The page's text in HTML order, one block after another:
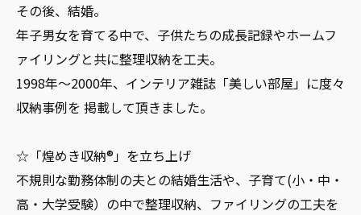
その後、結婚。
年子男女を育てる中で、子供たちの成長記録やホームフ
ァイリングと共に整理収納を工夫。
1998年～2000年、インテリア雑誌「美しい部屋」に度々
収納事例を 掲載して頂きました。
☆「煌めき収納®」を立ち上げ
不規則な勤務体制の夫との結婚生活や、子育て(小・中・
高・大学受験）の中で整理収納、ファイリングの工夫を